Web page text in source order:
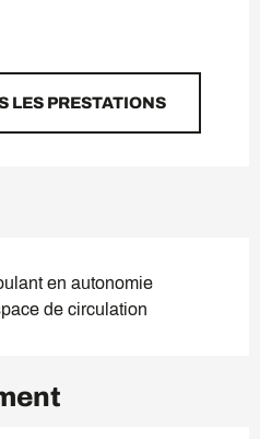
LES PRESTATIONS
en autonomie
de circulation